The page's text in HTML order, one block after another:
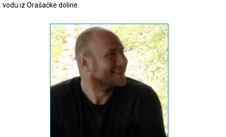
vodu iz Orašačke doline.